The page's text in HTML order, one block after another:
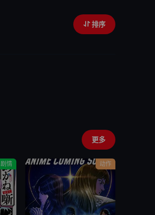
排序
更多
剧情 动作